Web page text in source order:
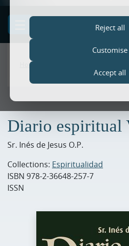
Reject all
Customise
Accept all
Home
Diario espiritual
Sr. Inés de Jesus O.P.
Collections: Espiritualidad
ISBN 978-2-36648-257-7
ISSN